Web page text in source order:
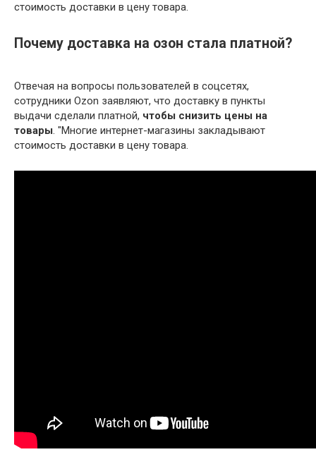
стоимость доставки в цену товара.
Почему доставка на озон стала платной?
Отвечая на вопросы пользователей в соцсетях,
сотрудники Ozon заявляют, что доставку в пункты
выдачи сделали платной, чтобы снизить цены на
товары. "Многие интернет-магазины закладывают
стоимость доставки в цену товара.